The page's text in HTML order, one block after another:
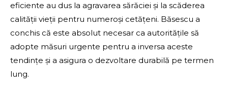
eficiente au dus la agravarea sărăciei și la scăderea
calității vieții pentru numeroși cetățeni. Băsescu a
conchis că este absolut necesar ca autoritățile să
adopte măsuri urgente pentru a inversa aceste
tendințe și a asigura o dezvoltare durabilă pe termen
lung.